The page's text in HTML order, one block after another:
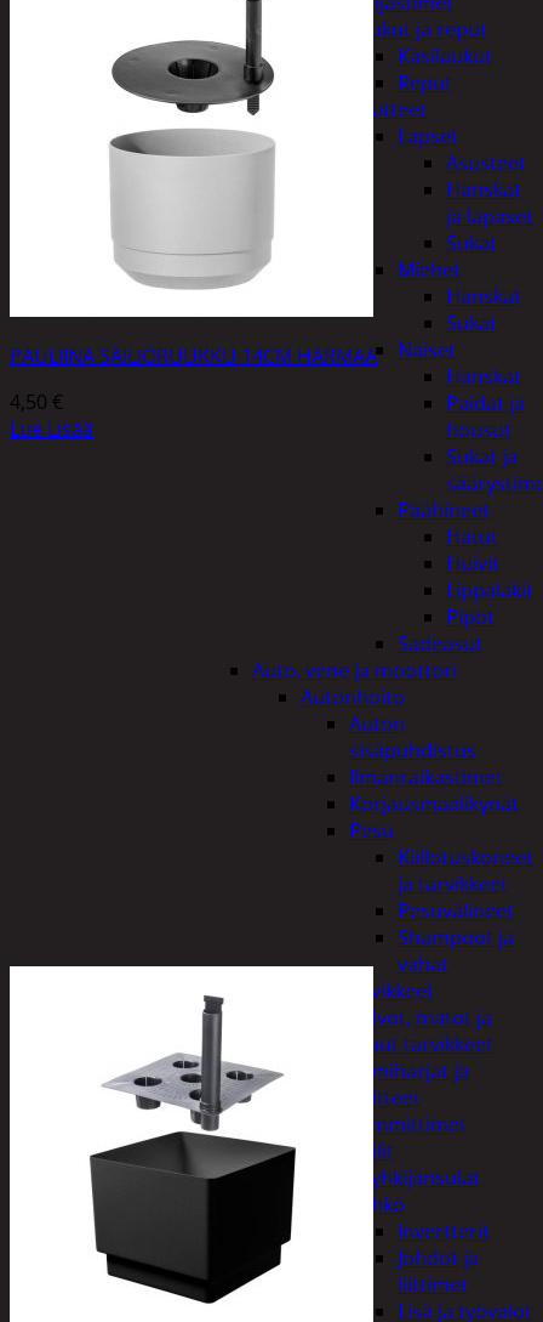
Laukut ja reput
Käsilaukut
Reput
Vaatteet
Lapset
Asusteet
Hanskat
ja lapaset
Sukat
Miehet
Hanskat
Sukat
Naiset
Hanskat
Paidat ja
housut
Sukat ja
Päähineet
Hatut
Huivit
Lippalakit
Pipot
Sadeasut
Auto, vene ja moottori
Autonhoito
Auton
sisäpuhdistus
Ilmanraikastimet
Korjausmaalikynät
Pesu
Kiillotuskoneet
ja tarvikkeet
Pesuvälineet
Shampoot ja
vahat
Autotarvikkeet
Kalvot, matot ja
muut tarvikkeet
Lumiharjat ja
peitteet
Lämmittimet
Peilit
Pyyhkijänsulat
Sähkö
Invertterit
Johdot ja
liittimet
Lisä ja työvalot
PAULIINA SÄILIÖRUUKKU 14CM HARMAA
4,50 €
Lue Lisää